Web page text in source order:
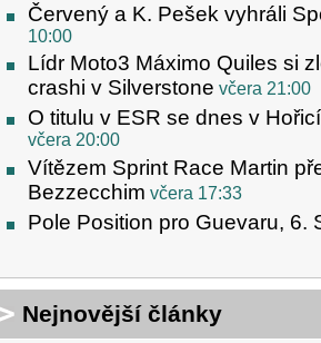
Červený a K. Pešek vyhráli
10:00
Lídr Moto3 Máximo Quiles si
crashi v Silverstone včera 21:00
O titulu v ESR se dnes v
včera 20:00
Vítězem Sprint Race Martin
Bezzecchim včera 17:33
Pole Position pro Guevaru, 6.
Nejnovější články